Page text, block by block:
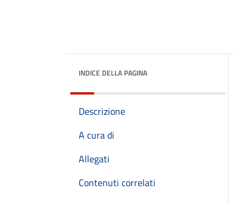
INDICE DELLA PAGINA
Descrizione
A cura di
Allegati
Contenuti correlati